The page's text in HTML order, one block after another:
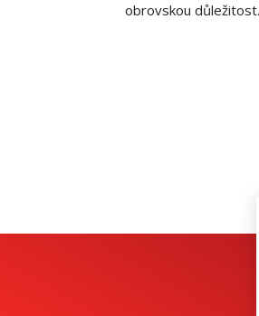
obrovskou důležitost.